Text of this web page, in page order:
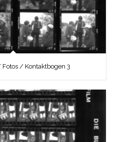
Fotos / Kontaktbogen 3